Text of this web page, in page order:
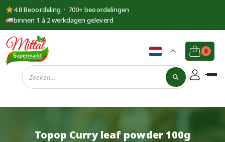
4.8 Beoordeling · 700+ beoordelingen
binnen 1 à 2 werkdagen geleverd
Supermarkt
Mittal
0
Topop Curry leaf powder 100g